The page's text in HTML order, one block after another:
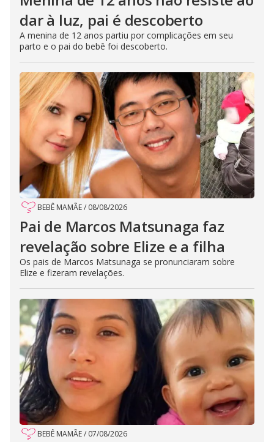
dar à luz, pai é descoberto
A menina de 12 anos partiu por complicações em seu
parto e o pai do bebê foi descoberto.
BEBÊ MAMÃE/ 08/08/2026
Pai de Marcos Matsunaga faz
revelação sobre Elize e a filha
Os pais de Marcos Matsunaga se pronunciaram sobre
Elize e fizeram revelações.
BEBÊ MAMÃE/ 07/08/2026